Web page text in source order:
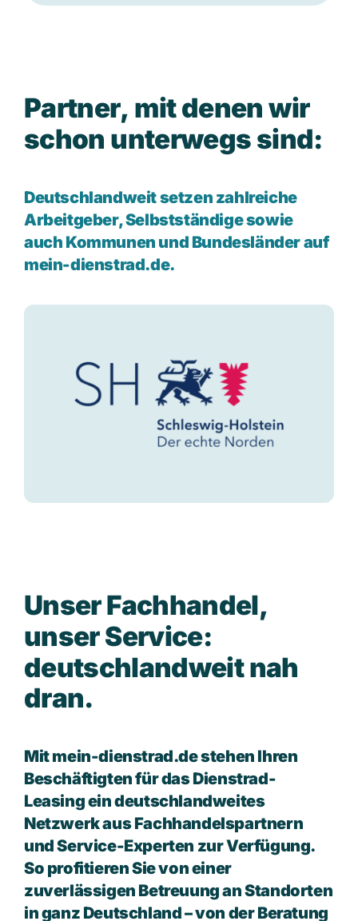
Partner, mitdenen wir
schon unterwegs sind:
Deutschlandweit setzen zahlreiche
Arbeitgeber, Selbstständige sowie
auch Kommunen und Bundesländer auf
mein-dienstrad.de.
UnserFachhandel,
unserService:
deutschlandweitnah
dran.
Mit mein-dienstrad.de stehen Ihren
Beschäftigten für das Dienstrad-
Leasing ein deutschlandweites
Netzwerk aus Fachhandelspartnern
und Service-Experten zur Verfügung.
So profitieren Sie von einer
zuverlässigen Betreuung an Standorten
in ganz Deutschland – von der Beratung